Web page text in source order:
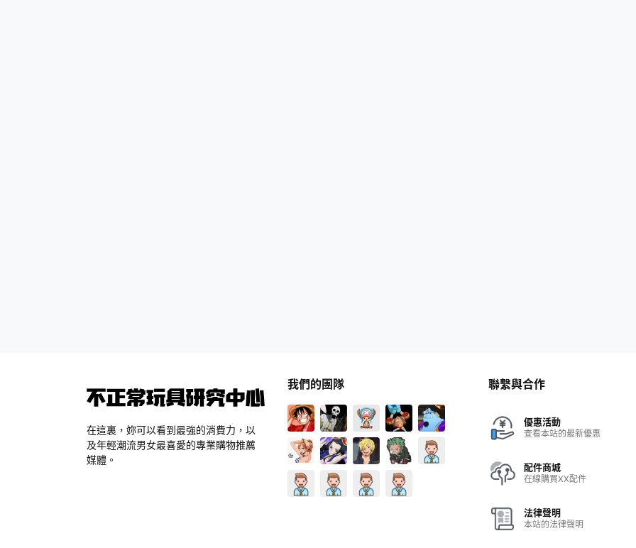
在這裏，妳可以看到最強的消費力，以
及年輕潮流男女最喜愛的專業購物推薦
媒體。
我們的團隊 聯繫與合作
優惠活動
查看本站的最新優惠
配件商城
在線購買XX配件
法律聲明
本站的法律聲明